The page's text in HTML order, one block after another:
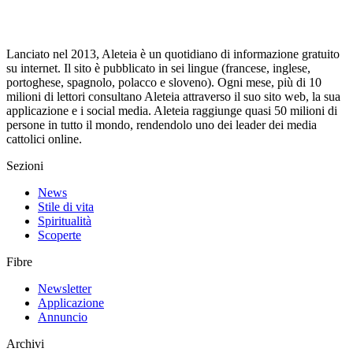
Lanciato nel 2013, Aleteia è un quotidiano di informazione gratuito
su internet. Il sito è pubblicato in sei lingue (francese, inglese,
portoghese, spagnolo, polacco e sloveno). Ogni mese, più di 10
milioni di lettori consultano Aleteia attraverso il suo sito web, la sua
applicazione e i social media. Aleteia raggiunge quasi 50 milioni di
persone in tutto il mondo, rendendolo uno dei leader dei media
cattolici online.
Sezioni
News
Stile di vita
Spiritualità
Scoperte
Fibre
Newsletter
Applicazione
Annuncio
Archivi